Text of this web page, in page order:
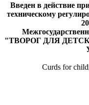
Введен в действие
техническому
"ТВОРОГ ДЛЯ
Curds for